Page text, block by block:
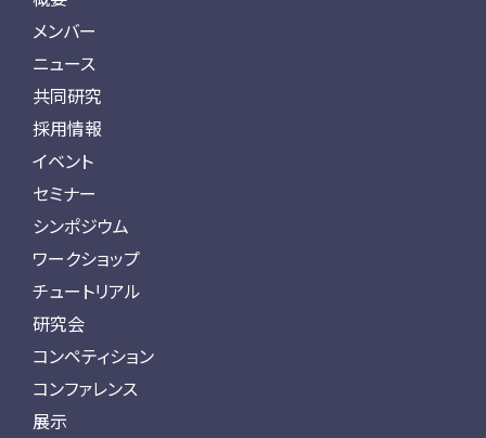
メンバー
ニュース
共同研究
採用情報
イベント
セミナー
シンポジウム
ワークショップ
チュートリアル
研究会
コンペティション
コンファレンス
展示